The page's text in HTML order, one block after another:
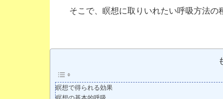
そこで、瞑想に取りいれたい呼吸方法の
瞑想で得られる効果